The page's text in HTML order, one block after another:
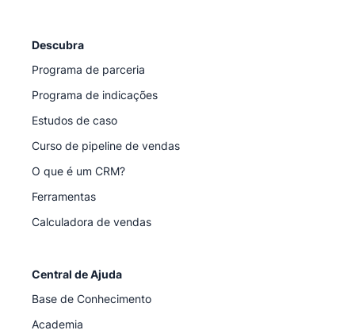
Descubra
Programa de parceria
Programa de indicações
Estudos de caso
Curso de pipeline de vendas
O que é um CRM?
Ferramentas
Calculadora de vendas
Central de Ajuda
Base de Conhecimento
Academia